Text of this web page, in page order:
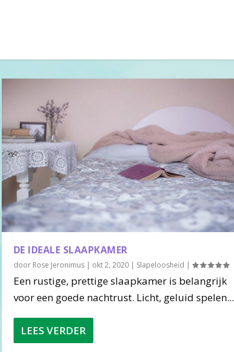
DE IDEALE SLAAPKAMER
door Rose Jeronimus| okt 2, 2020| Slapeloosheid |
Een rustige, prettige slaapkamer is belangrijk
voor een goede nachtrust. Licht, geluid spelen...
LEES VERDER